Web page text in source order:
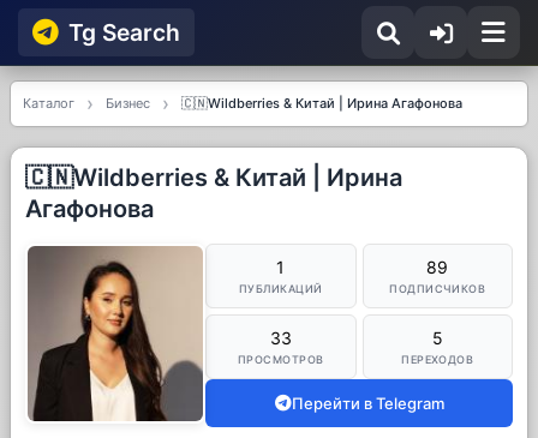
Tg Searсh
Каталог Бизнес 🇨🇳Wildberries & Китай | Ирина Агафонова
🇨🇳Wildberries & Китай | Ирина
Агафонова
1
ПУБЛИКАЦИЙ
89
ПОДПИСЧИКОВ
33
ПРОСМОТРОВ
5
ПЕРЕХОДОВ
Перейти в Telegram